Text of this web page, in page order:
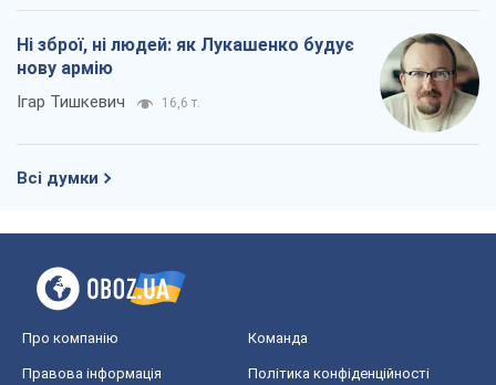
Ні зброї, ні людей: як Лукашенко будує
нову армію
Ігар Тишкевич 16,6 т.
Всі думки
Про компанію Команда
Правова інформація Політика конфіденційності